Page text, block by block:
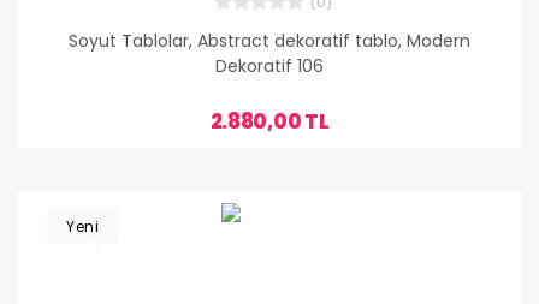
Soyut Tablolar, Abstract dekoratif tablo, Modern
Dekoratif 106
2.880,00 TL
Yeni